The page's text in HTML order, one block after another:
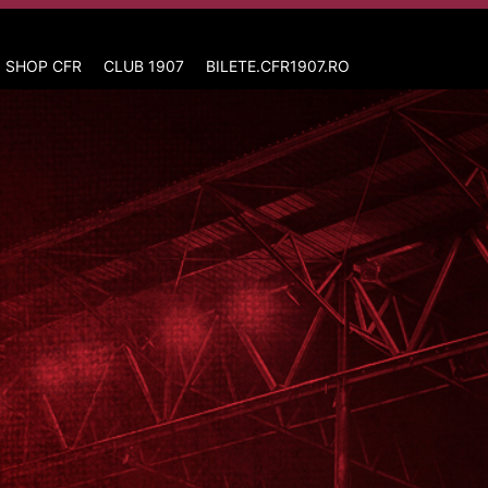
SHOP CFR CLUB 1907 BILETE.CFR1907.RO